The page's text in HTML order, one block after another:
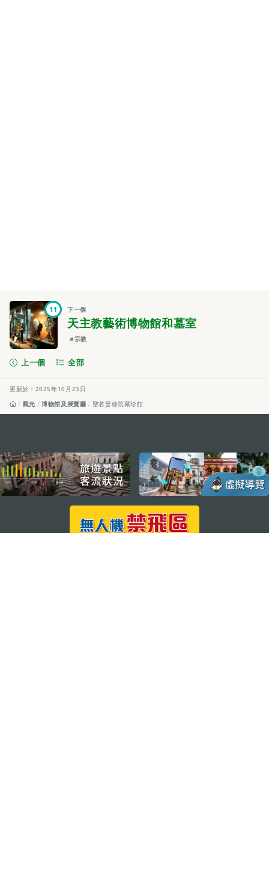
11 下一個
天主教藝術博物館和墓室
#宗教
上一個 全部
更新於：2025年10月23日
觀光
博物館及展覽廳 聖若瑟修院藏珍館
external links